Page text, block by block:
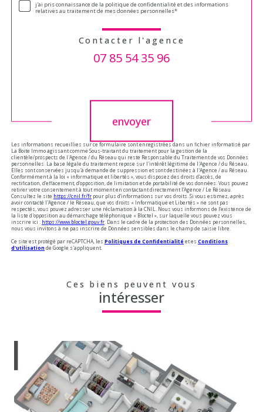
j'ai pris connaissance de la politique de confidentialité et des informations
relatives au traitement de mes données personnelles*
Contacter l'agence
07 85 54 35 96
envoyer
Les informations recueillies sur ce formulaire sont enregistrées dans un fichier informatisé par
La Boite Immo agissant comme Sous-traitant du traitement pour la gestion de la
clientèle/prospects de l'Agence / du Réseau qui reste Responsable du Traitement de vos Données
personnelles. La base légale du traitement repose sur l'intérêt légitime de l'Agence / du Réseau.
Elles sont conservées jusqu'à demande de suppression et sont destinées à l'Agence / au Réseau.
Conformément à la loi « informatique et libertés », vous disposez des droits d’accès, de
rectification, d’effacement, d’opposition, de limitation et de portabilité de vos données. Vous pouvez
retirer votre consentement à tout moment en contactant directement l’Agence / Le Réseau.
Consultez le site https://cnil.fr/fr pour plus d’informations sur vos droits. Si vous estimez, après
avoir contacté l'Agence / le Réseau, que vos droits « Informatique et Libertés » ne sont pas
respectés, vous pouvez adresser une réclamation à la CNIL. Nous vous informons de l’existence de
la liste d'opposition au démarchage téléphonique « Bloctel », sur laquelle vous pouvez vous
inscrire ici : https://www.bloctel.gouv.fr . Dans le cadre de la protection des Données personnelles,
nous vous invitons à ne pas inscrire de Données sensibles dans le champ de saisie libre.
Ce site est protégé par reCAPTCHA, les Politiques de Confidentialité et es Conditions
d'utilisation de Google s'appliquent.
Ces biens peuvent vous
intéresser